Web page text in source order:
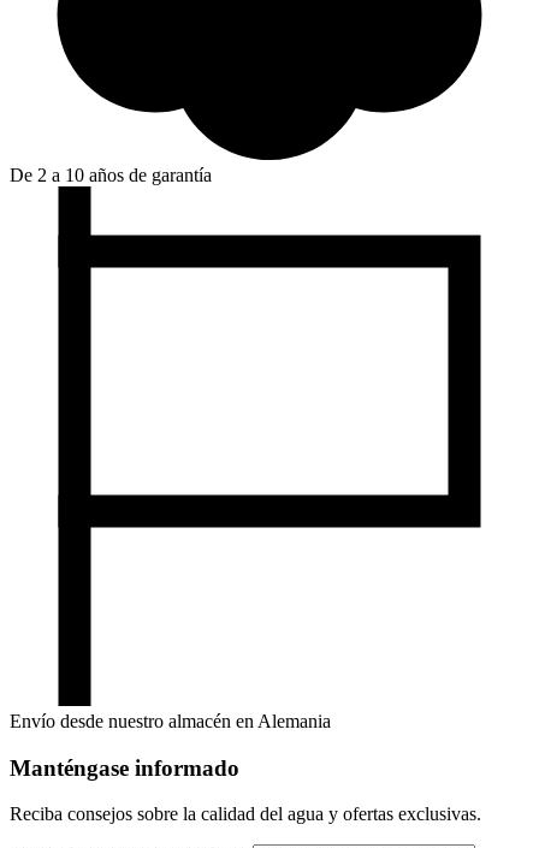
De 2 a 10 años de garantía
Envío desde nuestro almacén en Alemania
Manténgase informado
Reciba consejos sobre la calidad del agua y ofertas exclusivas.